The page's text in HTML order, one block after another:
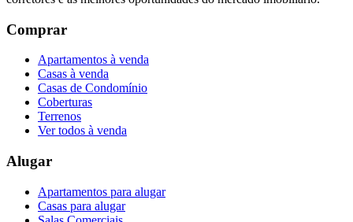
Comprar
Apartamentos à venda
Casas à venda
Casas de Condomínio
Coberturas
Terrenos
Ver todos à venda
Alugar
Apartamentos para alugar
Casas para alugar